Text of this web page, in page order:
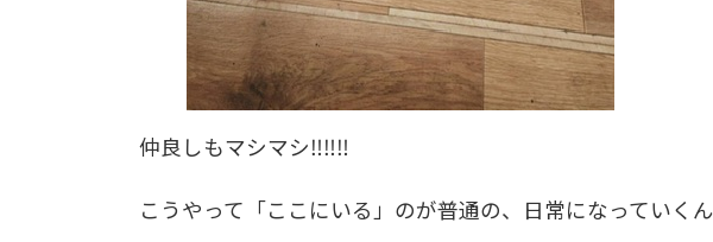
仲良しもマシマシ‼‼‼
こうやって「ここにいる」のが普通の、日常になっていくん